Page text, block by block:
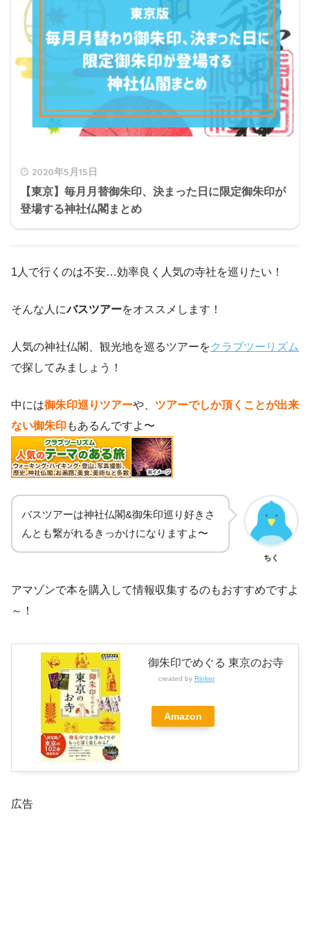
2020年5月15日
【東京】毎月月替御朱印、決まった日に限定御朱印が
登場する神社仏閣まとめ
1人で行くのは不安…効率良く人気の寺社を巡りたい！
そんな人にバスツアーをオススメします！
人気の神社仏閣、観光地を巡るツアーをクラブツーリズム
で探してみましょう！
中には御朱印巡りツアーや、 ツアーでしか頂くことが出来
ない御朱印もあるんですよ〜
バスツアーは神社仏閣&御朱印巡り好きさ
んとも繋がれるきっかけになりますよ〜
ちく
アマゾンで本を購入して情報収集するのもおすすめですよ
～！
御朱印でめぐる 東京のお寺
created by Rinker
Amazon
広告